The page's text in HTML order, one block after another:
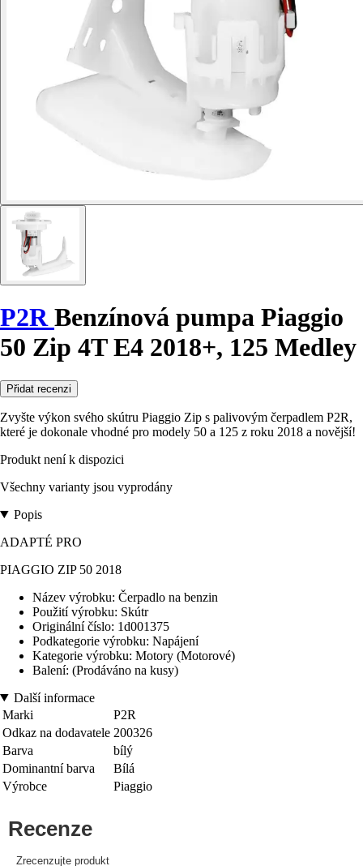
P2RBenzínová pumpa Piaggio
50 Zip 4T E4 2018+, 125 Medley
Přidat recenzi
Zvyšte výkon svého skútru Piaggio Zip s palivovým čerpadlem P2R,
které je dokonale vhodné pro modely 50 a 125 z roku 2018 a novější!
Produkt není k dispozici
Všechny varianty jsou vyprodány
Popis
ADAPTÉ PRO
PIAGGIO ZIP 50 2018
Název výrobku: Čerpadlo na benzin
Použití výrobku: Skútr
Originální číslo: 1d001375
Podkategorie výrobku: Napájení
Kategorie výrobku: Motory (Motorové)
Balení: (Prodáváno na kusy)
Další informace
Marki
P2R
Odkaz na dodavatele 200326
Barva
bílý
Dominantní barva
Bílá
Výrobce
Piaggio